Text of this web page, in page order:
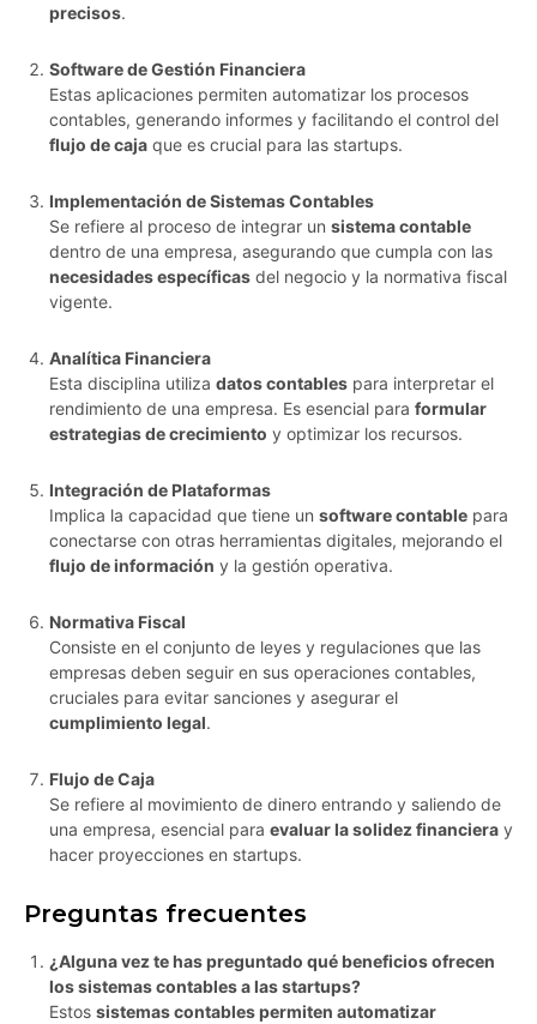
precisos.
Software de Gestión Financiera
Estas aplicaciones permiten automatizar los procesos
contables, generando informes y facilitando el control del
flujo de caja que es crucial para las startups.
Implementación de Sistemas Contables
Se refiere al proceso de integrar un sistema contable
dentro de una empresa, asegurando que cumpla con las
necesidades específicas del negocio y la normativa fiscal
vigente.
Analítica Financiera
Esta disciplina utiliza datos contables para interpretar el
rendimiento de una empresa. Es esencial para formular
estrategias de crecimiento y optimizar los recursos.
Integración de Plataformas
Implica la capacidad que tiene un software contable para
conectarse con otras herramientas digitales, mejorando el
flujo de información y la gestión operativa.
Normativa Fiscal
Consiste en el conjunto de leyes y regulaciones que las
empresas deben seguir en sus operaciones contables,
cruciales para evitar sanciones y asegurar el
cumplimiento legal.
Flujo de Caja
Se refiere al movimiento de dinero entrando y saliendo de
una empresa, esencial para evaluar la solidez financiera y
hacer proyecciones en startups.
Preguntas frecuentes
¿Alguna vez te has preguntado qué beneficios ofrecen
los sistemas contables a las startups?
Estos sistemas contables permiten automatizar